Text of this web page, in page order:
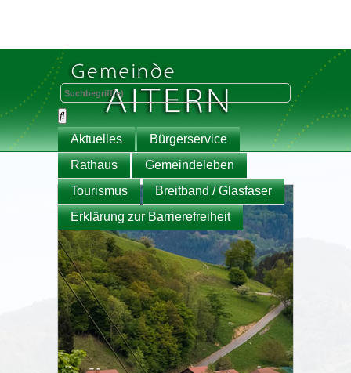
Aktuelles
Bürgerservice
Rathaus
Gemeindeleben
Tourismus
Breitband / Glasfaser
Erklärung zur Barrierefreiheit